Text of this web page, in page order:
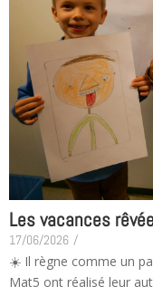
Les vacances
17/06/2026 /
☀️ Il règne comme un
Mat5 ont réalisé leur